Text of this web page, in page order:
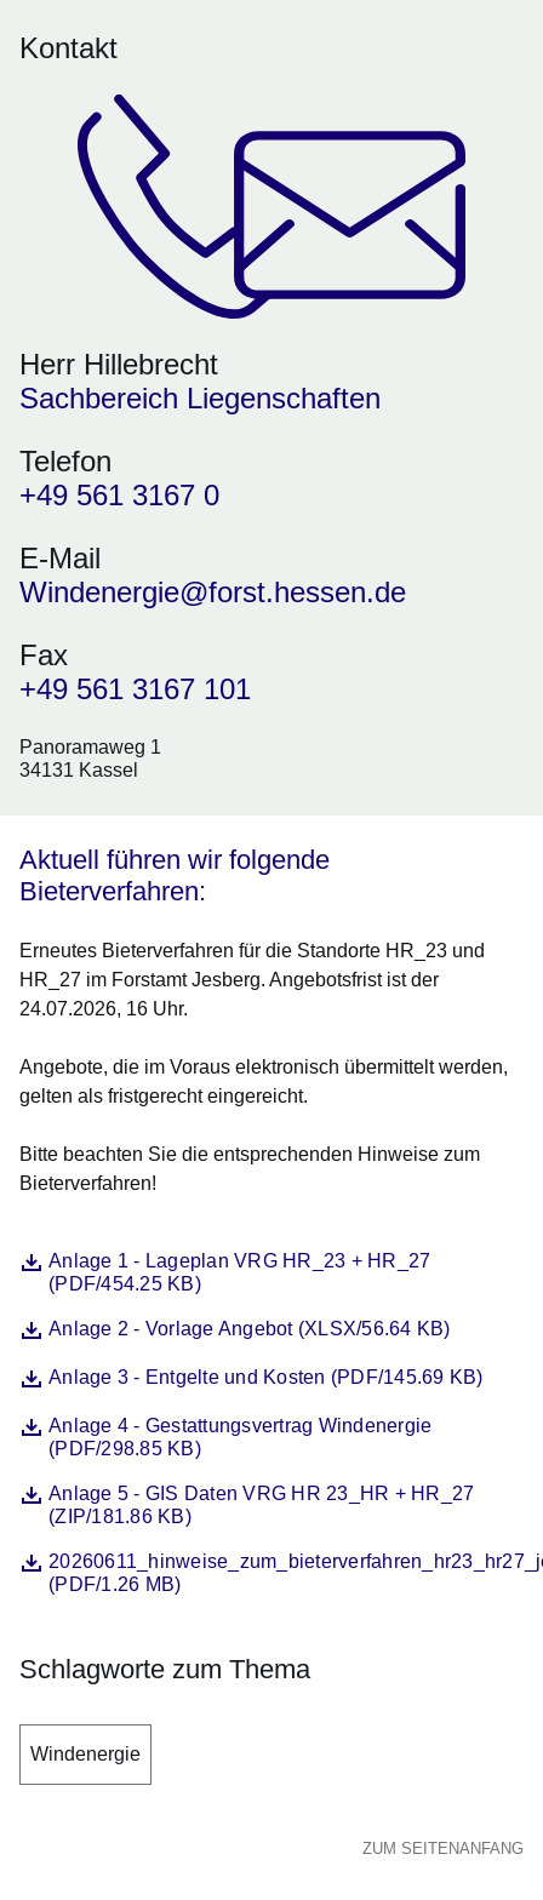
Kontakt
Herr Hillebrecht
Sachbereich Liegenschaften
Telefon
+49 561 3167 0
E-Mail
Windenergie@forst.hessen.de
Fax
+49 561 3167 101
Panoramaweg 1
34131 Kassel
Aktuell führen wir folgende
Bieterverfahren:
Erneutes Bieterverfahren für die Standorte HR_23 und
HR_27 im Forstamt Jesberg. Angebotsfrist ist der
24.07.2026, 16 Uhr.
Angebote, die im Voraus elektronisch übermittelt werden,
gelten als fristgerecht eingereicht.
Bitte beachten Sie die entsprechenden Hinweise zum
Bieterverfahren!
DateiAnlage 1 - Lageplan VRG HR_23 + HR_27
(PDF/454.25 KB)
Öffnet sich in einem neuen Fenster
DateiAnlage 2 - Vorlage Angebot (XLSX/56.64 KB)
Öffnet sich in einem neuen Fenster
DateiAnlage 3 - Entgelte und Kosten (PDF/145.69 KB)
Öffnet sich in einem neuen Fenster
DateiAnlage 4 - Gestattungsvertrag Windenergie
(PDF/298.85 KB)
Öffnet sich in einem neuen Fenster
DateiAnlage 5 - GIS Daten VRG HR 23_HR + HR_27
(ZIP/181.86 KB)
Öffnet sich in einem neuen Fenster
Datei
(PDF/1.26 MB)
Öffnet sich in einem neuen Fenster
Schlagworte zum Thema
Windenergie
ZUM SEITENANFANG